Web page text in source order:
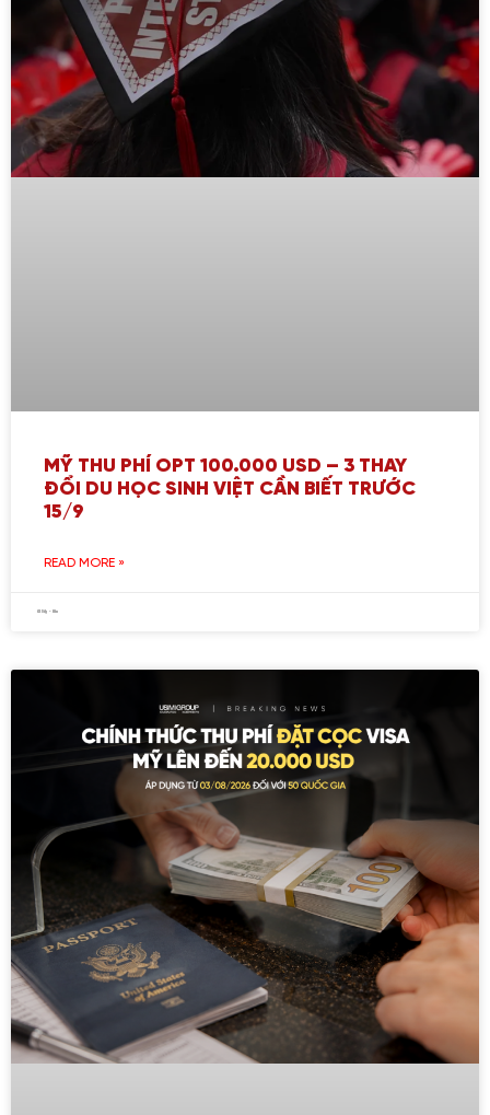
MỸ THU PHÍ OPT 100.000 USD – 3 THAY
ĐỔI DU HỌC SINH VIỆT CẦN BIẾT TRƯỚC
15/9
READ MORE »